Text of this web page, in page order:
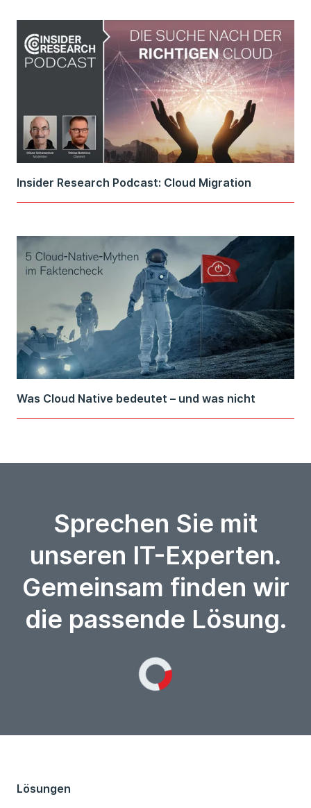
Insider Research Podcast: Cloud Migration
Was Cloud Native bedeutet – und was nicht
Sprechen Sie mit
unseren IT-Experten.
Gemeinsam finden wir
die passende Lösung.
Lösungen